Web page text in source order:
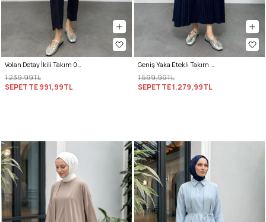
Volan Detay İkili Takım 0071 - LACİVERT
1.239,99TL
SEPETTE991,99TL
Geniş Yaka Etekli Takım Y0091 - LACİVERT
1.599,99TL
SEPETTE1.279,99TL